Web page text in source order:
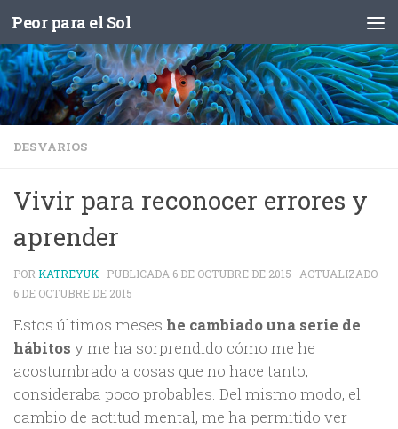
Saltar al contenido
Peor para el Sol
DESVARIOS
Vivir para reconocer errores y
aprender
POR KATREYUK · PUBLICADA 6 DE OCTUBRE DE 2015 · ACTUALIZADO
6 DE OCTUBRE DE 2015
Estos últimos meses he cambiado una serie de
hábitos y me ha sorprendido cómo me he
acostumbrado a cosas que no hace tanto,
consideraba poco probables. Del mismo modo, el
cambio de actitud mental, me ha permitido ver